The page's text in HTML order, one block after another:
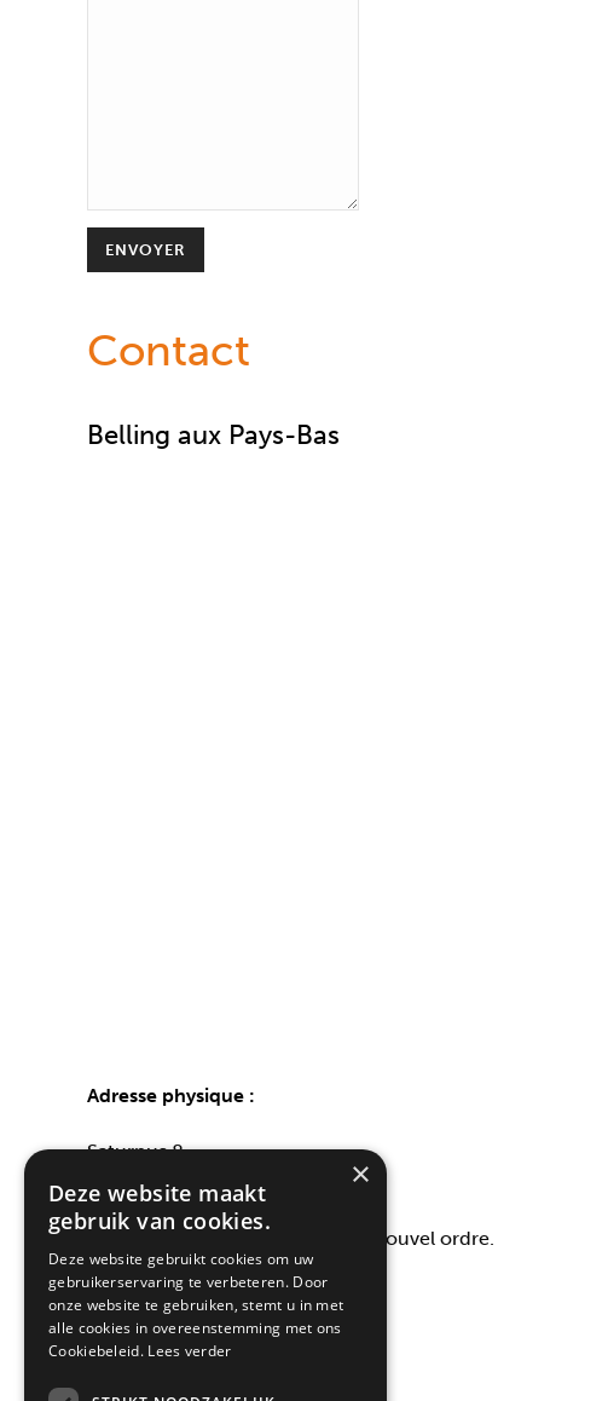
Contact
Belling aux Pays-Bas
Adresse physique :
Saturnus 8
8448 CC Heerenveen
Le showroom est fermé jusqu’à nouvel ordre.
Adresse postale :
Postbus 219
×
Deze website maakt
gebruik van cookies.
Deze website gebruikt cookies om uw
gebruikerservaring te verbeteren. Door
onze website te gebruiken, stemt u in met
alle cookies in overeenstemming met ons
Cookiebeleid. Lees verder